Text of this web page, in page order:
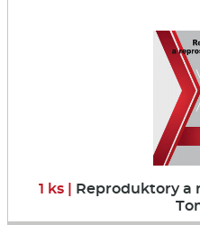
1 ks | Reproduktory a